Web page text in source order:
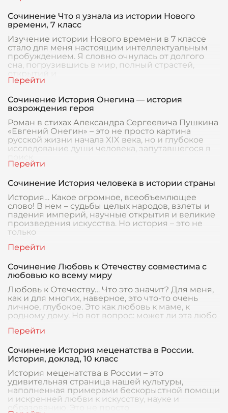
Сочинение Что я узнала из истории Нового
времени, 7 класс
Изучение истории Нового времени в 7 классе
стало для меня настоящим интеллектуальным
пробуждением. Я словно очнулась от долгого
сна, погрузившись в мир, полный страстей,
Сочинение История Онегина — история
возрождения героя
Роман в стихах Александра Сергеевича Пушкина
«Евгений Онегин» – это не просто картина
русской жизни начала XIX века, но и глубокое
исследование души человека, запутавшегося в
Сочинение История человека в истории страны
История… Какое огромное, всеобъемлющее
слово! В нем – судьбы целых народов, взлеты и
падения империй, научные открытия и великие
произведения искусства. Но история – это не
только
Сочинение Любовь к Отечеству совместима с
любовью ко всему миру
Любовь к Отечеству… Что это значит? Для меня,
как и для многих, наверное, это что-то очень
личное, глубокое. Это как любовь к маме, к
родному дому. Но вот вопрос: может ли эта любо
Сочинение История меценатства в России.
История, доклад, 10 класс
История меценатства в России – это
удивительная страница нашей культуры,
наполненная примерами бескорыстной помощи
и искренней любви к искусству, науке и
образованию. Это не просто